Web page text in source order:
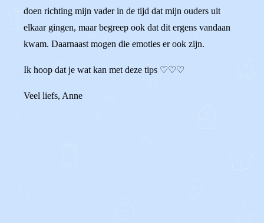
doen richting mijn vader in de tijd dat mijn ouders uit
elkaar gingen, maar begreep ook dat dit ergens vandaan
kwam. Daarnaast mogen die emoties er ook zijn.
Ik hoop dat je wat kan met deze tips ♡♡♡
Veel liefs, Anne